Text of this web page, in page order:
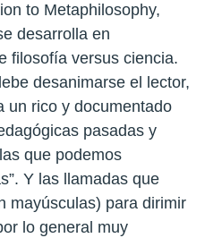
to Metaphilosophy,
desarrolla en
filosofía versus ciencia.
desanimarse el lector,
un rico y documentado
pasadas y
que podemos
Y las llamadas que
mayúsculas) para dirimir
lo general muy